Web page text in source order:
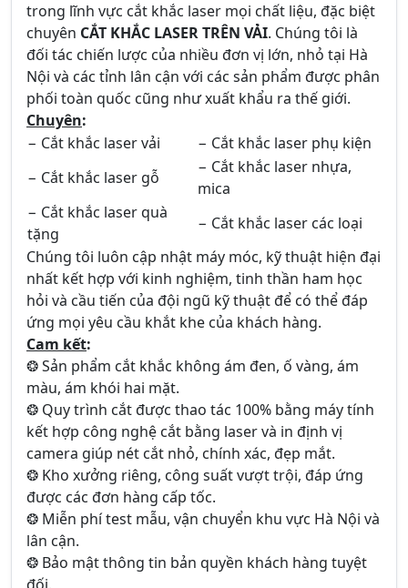
trong lĩnh vực cắt khắc laser mọi chất liệu, đặc biệt
chuyên CẮT KHẮC LASER TRÊN VẢI. Chúng tôi là
đối tác chiến lược của nhiều đơn vị lớn, nhỏ tại Hà
Nội và các tỉnh lân cận với các sản phẩm được phân
phối toàn quốc cũng như xuất khẩu ra thế giới.
Chuyên:
− Cắt khắc laser vải
− Cắt khắc laser phụ kiện
− Cắt khắc laser gỗ
− Cắt khắc laser nhựa,
mica
− Cắt khắc laser quà
tặng
− Cắt khắc laser các loại
Chúng tôi luôn cập nhật máy móc, kỹ thuật hiện đại
nhất kết hợp với kinh nghiệm, tinh thần ham học
hỏi và cầu tiến của đội ngũ kỹ thuật để có thể đáp
ứng mọi yêu cầu khắt khe của khách hàng.
Cam kết:
❂ Sản phẩm cắt khắc không ám đen, ố vàng, ám
màu, ám khói hai mặt.
❂ Quy trình cắt được thao tác 100% bằng máy tính
kết hợp công nghệ cắt bằng laser và in định vị
camera giúp nét cắt nhỏ, chính xác, đẹp mắt.
❂ Kho xưởng riêng, công suất vượt trội, đáp ứng
được các đơn hàng cấp tốc.
❂ Miễn phí test mẫu, vận chuyển khu vực Hà Nội và
lân cận.
❂ Bảo mật thông tin bản quyền khách hàng tuyệt